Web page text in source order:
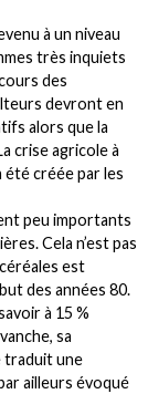
à un niveau
très inquiets
des
devront en
alors que la
crise agricole à
créée par les
peu importants
Cela n’est pas
est
des années 80.
à 15 %
sa
traduit une
ailleurs évoqué